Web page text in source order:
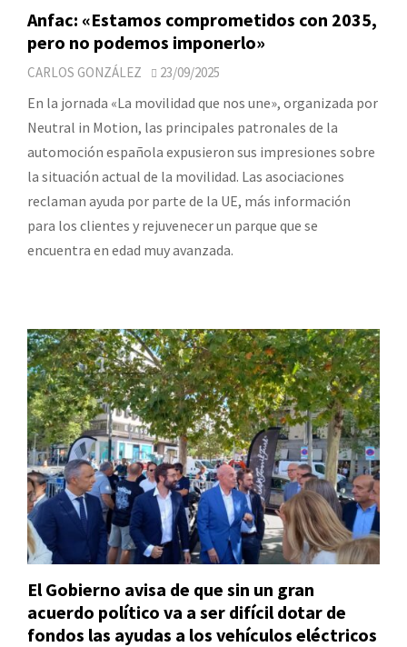
Anfac: «Estamos comprometidos con 2035,
pero no podemos imponerlo»
CARLOS GONZÁLEZ 23/09/2025
En la jornada «La movilidad que nos une», organizada por
Neutral in Motion, las principales patronales de la
automoción española expusieron sus impresiones sobre
la situación actual de la movilidad. Las asociaciones
reclaman ayuda por parte de la UE, más información
para los clientes y rejuvenecer un parque que se
encuentra en edad muy avanzada.
El Gobierno avisa de que sin un gran
acuerdo político va a ser difícil dotar de
fondos las ayudas a los vehículos eléctricos